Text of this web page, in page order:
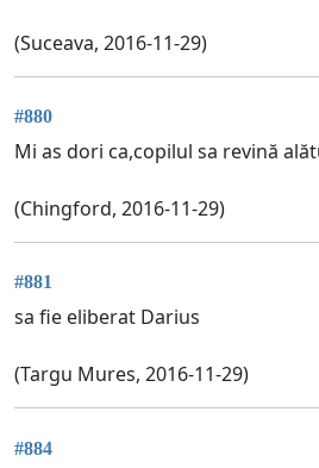
(Suceava, 2016-11-29)
#880
Mi as dori ca,copilul sa revină
(Chingford, 2016-11-29)
#881
sa fie eliberat Darius
(Targu Mures, 2016-11-29)
#884